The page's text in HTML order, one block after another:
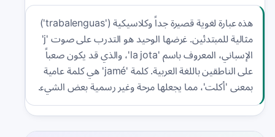
هذه عبارة لغوية قصيرة جداً وكلاسيكية ('trabalenguas')
مثالية للمبتدئين. غرضها الوحيد هو التدرب على صوت 'j'
الإسباني، المعروف باسم 'la jota'، والذي قد يكون صعباً
على الناطقين باللغة العربية. كلمة 'jamé' هي كلمة عامية
بمعنى 'أكلت'، مما يجعلها مرحة وغير رسمية بعض الشيء.